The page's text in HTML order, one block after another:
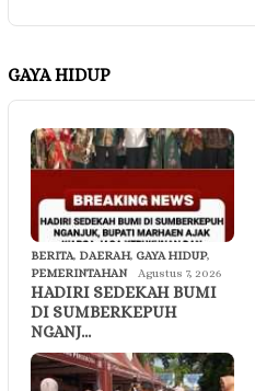
GAYA HIDUP
BERITA, DAERAH, GAYA HIDUP,
PEMERINTAHAN
Agustus 7, 2026
HADIRI SEDEKAH BUMI
DI SUMBERKEPUH
NGANJ…